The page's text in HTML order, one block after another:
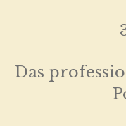
Das